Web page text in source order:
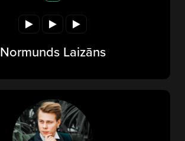
Normunds Laizāns